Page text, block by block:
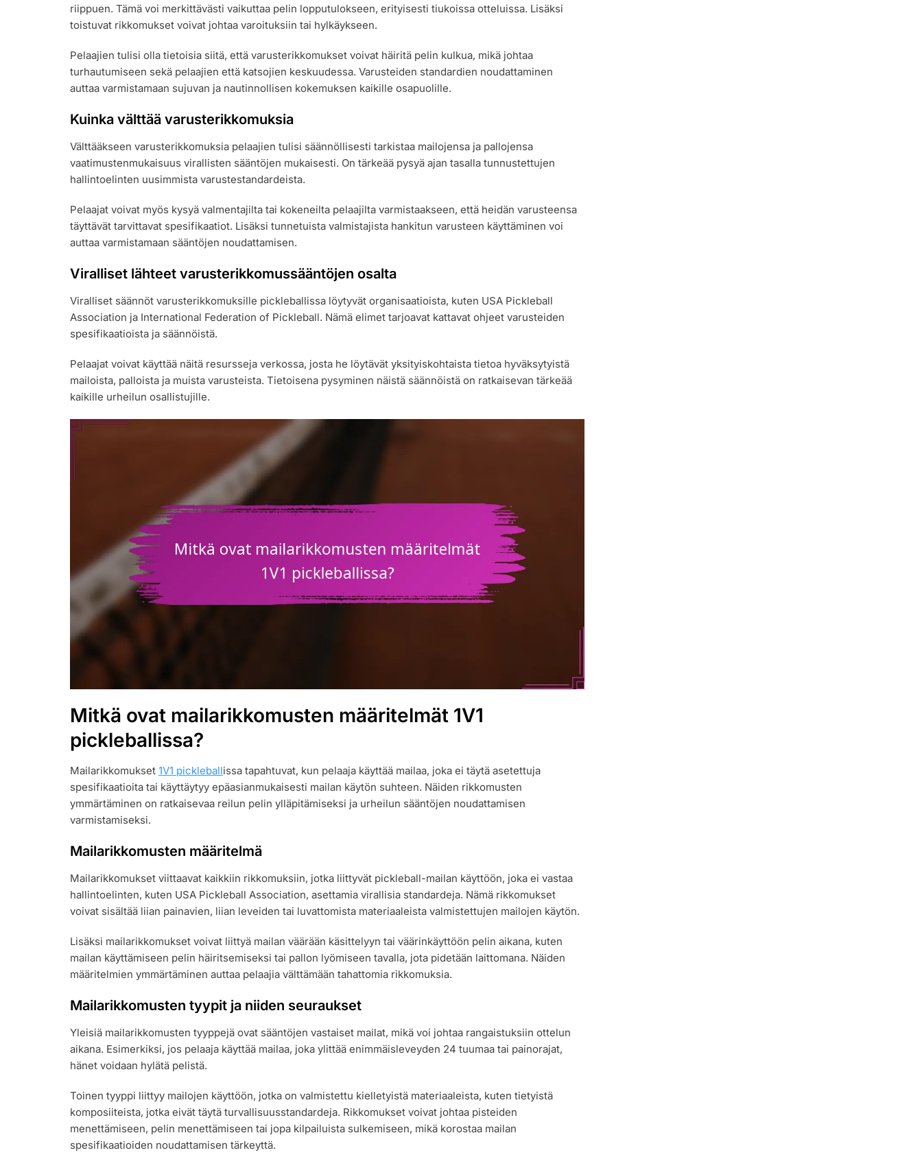
riippuen. Tämä voi merkittävästi vaikuttaa pelin lopputulokseen, erityisesti tiukoissa otteluissa. Lisäksi
toistuvat rikkomukset voivat johtaa varoituksiin tai hylkäykseen.
Pelaajien tulisi olla tietoisia siitä, että varusterikkomukset voivat häiritä pelin kulkua, mikä johtaa
turhautumiseen sekä pelaajien että katsojien keskuudessa. Varusteiden standardien noudattaminen
auttaa varmistamaan sujuvan ja nautinnollisen kokemuksen kaikille osapuolille.
Kuinka välttää varusterikkomuksia
Välttääkseen varusterikkomuksia pelaajien tulisi säännöllisesti tarkistaa mailojensa ja pallojensa
vaatimustenmukaisuus virallisten sääntöjen mukaisesti. On tärkeää pysyä ajan tasalla tunnustettujen
hallintoelinten uusimmista varustestandardeista.
Pelaajat voivat myös kysyä valmentajilta tai kokeneilta pelaajilta varmistaakseen, että heidän varusteensa
täyttävät tarvittavat spesifikaatiot. Lisäksi tunnetuista valmistajista hankitun varusteen käyttäminen voi
auttaa varmistamaan sääntöjen noudattamisen.
Viralliset lähteet varusterikkomussääntöjen osalta
Viralliset säännöt varusterikkomuksille pickleballissa löytyvät organisaatioista, kuten USA Pickleball
Association ja International Federation of Pickleball. Nämä elimet tarjoavat kattavat ohjeet varusteiden
spesifikaatioista ja säännöistä.
Pelaajat voivat käyttää näitä resursseja verkossa, josta he löytävät yksityiskohtaista tietoa hyväksytyistä
mailoista, palloista ja muista varusteista. Tietoisena pysyminen näistä säännöistä on ratkaisevan tärkeää
kaikille urheilun osallistujille.
Mitkä ovat mailarikkomusten määritelmät 1V1
pickleballissa?
Mailarikkomukset 1V1 pickleballissa tapahtuvat, kun pelaaja käyttää mailaa, joka ei täytä asetettuja
spesifikaatioita tai käyttäytyy epäasianmukaisesti mailan käytön suhteen. Näiden rikkomusten
ymmärtäminen on ratkaisevaa reilun pelin ylläpitämiseksi ja urheilun sääntöjen noudattamisen
varmistamiseksi.
Mailarikkomusten määritelmä
Mailarikkomukset viittaavat kaikkiin rikkomuksiin, jotka liittyvät pickleball-mailan käyttöön, joka ei vastaa
hallintoelinten, kuten USA Pickleball Association, asettamia virallisia standardeja. Nämä rikkomukset
voivat sisältää liian painavien, liian leveiden tai luvattomista materiaaleista valmistettujen mailojen käytön.
Lisäksi mailarikkomukset voivat liittyä mailan väärään käsittelyyn tai väärinkäyttöön pelin aikana, kuten
mailan käyttämiseen pelin häiritsemiseksi tai pallon lyömiseen tavalla, jota pidetään laittomana. Näiden
määritelmien ymmärtäminen auttaa pelaajia välttämään tahattomia rikkomuksia.
Mailarikkomusten tyypit ja niiden seuraukset
Yleisiä mailarikkomusten tyyppejä ovat sääntöjen vastaiset mailat, mikä voi johtaa rangaistuksiin ottelun
aikana. Esimerkiksi, jos pelaaja käyttää mailaa, joka ylittää enimmäisleveyden 24 tuumaa tai painorajat,
hänet voidaan hylätä pelistä.
Toinen tyyppi liittyy mailojen käyttöön, jotka on valmistettu kielletyistä materiaaleista, kuten tietyistä
komposiiteista, jotka eivät täytä turvallisuusstandardeja. Rikkomukset voivat johtaa pisteiden
menettämiseen, pelin menettämiseen tai jopa kilpailuista sulkemiseen, mikä korostaa mailan
spesifikaatioiden noudattamisen tärkeyttä.